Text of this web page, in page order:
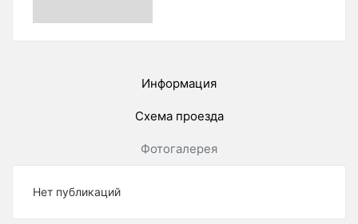
Информация
Схема проезда
Фотогалерея
Нет публикаций